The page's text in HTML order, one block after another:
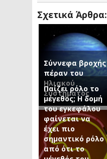
Σχετικά Άρθρα:
Σύννεφα βροχής
πέραν του
Ηλιακού
Συστήματος
Παίζει ρόλο το
μέγεθος; Η δομή
του εγκεφάλου
φαίνεται να
έχει πιο
σημαντικό ρόλο
από ότι το